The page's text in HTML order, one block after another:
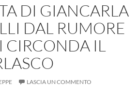
DI GIANCARLA
DAL RUMORE
IL
LASCIA UN COMMENTO